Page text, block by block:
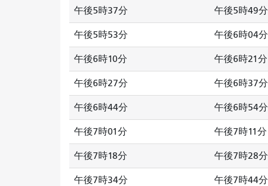
午後5時37分 午後5時49分
午後5時53分 午後6時04分
午後6時10分 午後6時21分
午後6時27分 午後6時37分
午後6時44分 午後6時54分
午後7時01分 午後7時11分
午後7時18分 午後7時28分
午後7時34分 午後7時44分